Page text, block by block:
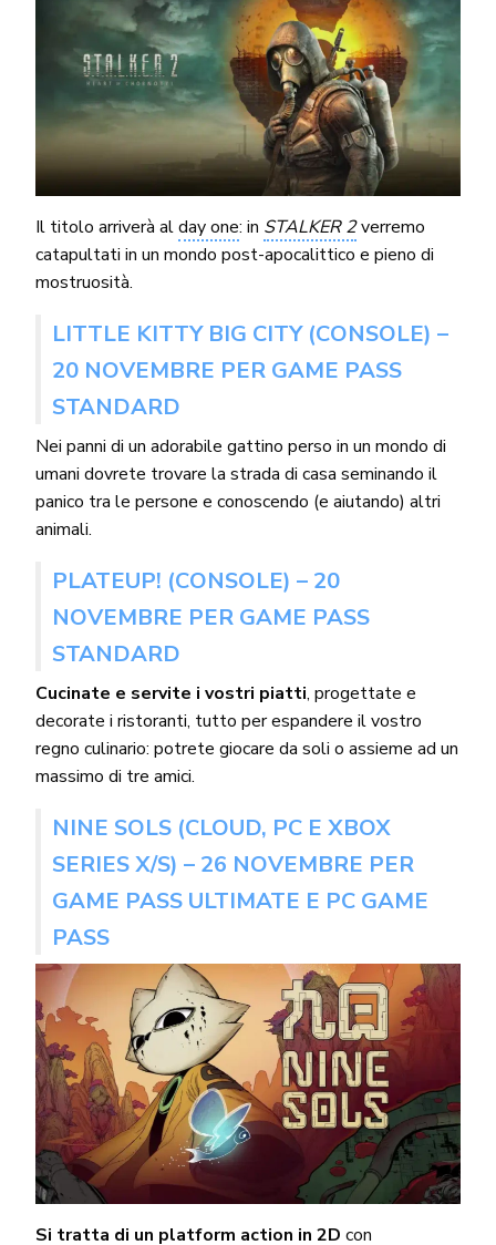
Il titolo arriverà alday one: in STALKER 2verremo
catapultati in un mondo post-apocalittico e pieno di
mostruosità.
LITTLE KITTY BIG CITY (CONSOLE) –
20 NOVEMBRE PER GAME PASS
STANDARD
Nei panni di un adorabile gattino perso in un mondo di
umani dovrete trovare la strada di casa seminando il
panico tra le persone e conoscendo (e aiutando) altri
animali.
PLATEUP! (CONSOLE) – 20
NOVEMBRE PER GAME PASS
STANDARD
Cucinate e servite i vostri piatti, progettate e
decorate i ristoranti, tutto per espandere il vostro
regno culinario: potrete giocare da soli o assieme ad un
massimo di tre amici.
NINE SOLS (CLOUD, PC E XBOX
SERIES X/S) – 26 NOVEMBRE PER
GAME PASS ULTIMATE E PC GAME
PASS
Si tratta di un platform action in 2D con